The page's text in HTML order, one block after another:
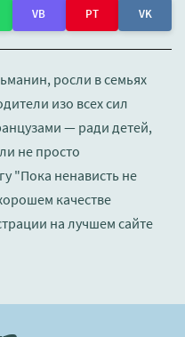
VB PT VK
росли в семьях
изо всех сил
— ради детей,
не просто
"Пока ненависть не
качестве
на лучшем сайте